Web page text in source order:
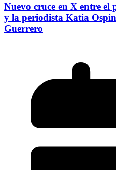
Nuevo cruce en X entre el
y la periodista Katia
Guerrero